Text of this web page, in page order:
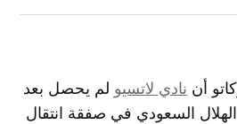
أن نادي لاتسيو لم يحصل بعد
السعودي في صفقة انتقال